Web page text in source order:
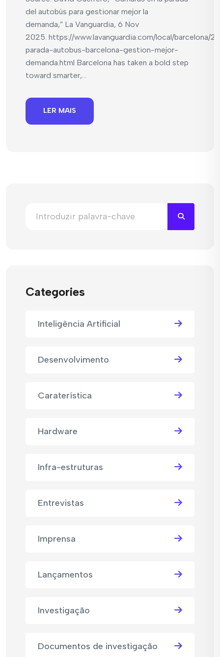
del autobús para gestionar mejor la
demanda,” La Vanguardia, 6 Nov
2025. https://www.lavanguardia.com/local/barcelona/
parada-autobus-barcelona-gestion-mejor-
demanda.html Barcelona has taken a bold step
toward smarter,...
LER MAIS
Categories
Inteligência Artificial
Desenvolvimento
Caraterística
Hardware
Infra-estruturas
Entrevistas
Imprensa
Lançamentos
Investigação
Documentos de investigação